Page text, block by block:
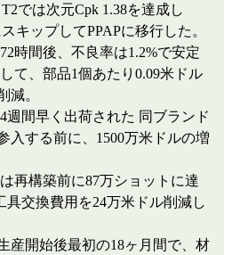
では次元Cpk 1.38を達成し
キップしてPPAPに移行した。
時間後、不良率は1.2%で安定
て、部品1個あたり0.09米ドル
減。
週間早く出荷された 同ブランド
入する前に、1500万米ドルの増
再構築前に87万ショットに達
具交換費用を24万米ドル削減し
産開始後最初の18ヶ月間で、材